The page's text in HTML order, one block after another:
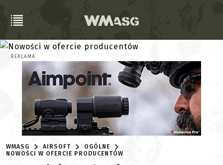
REKLAMA
WMASG AIRSOFT
OGÓLNE
NOWOŚCI W OFERCIE PRODUCENTÓW